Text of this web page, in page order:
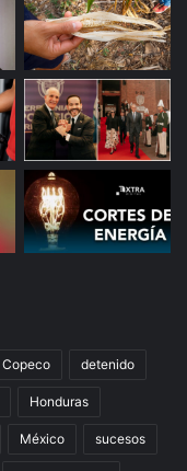
Copeco detenido
Honduras
México sucesos